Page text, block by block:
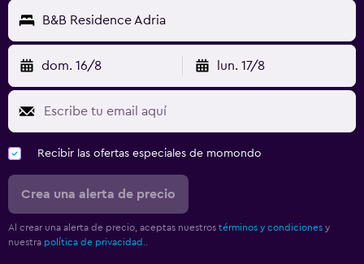
B&B Residence Adria
dom. 16/8 lun. 17/8
Recibir las ofertas especiales de momondo
Crea una alerta de precio
Al crear una alerta de precio, aceptas nuestros términos y condiciones y
nuestra política de privacidad.